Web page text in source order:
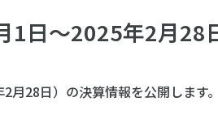
1日～2025年2月28
28日）の決算情報を公開します。